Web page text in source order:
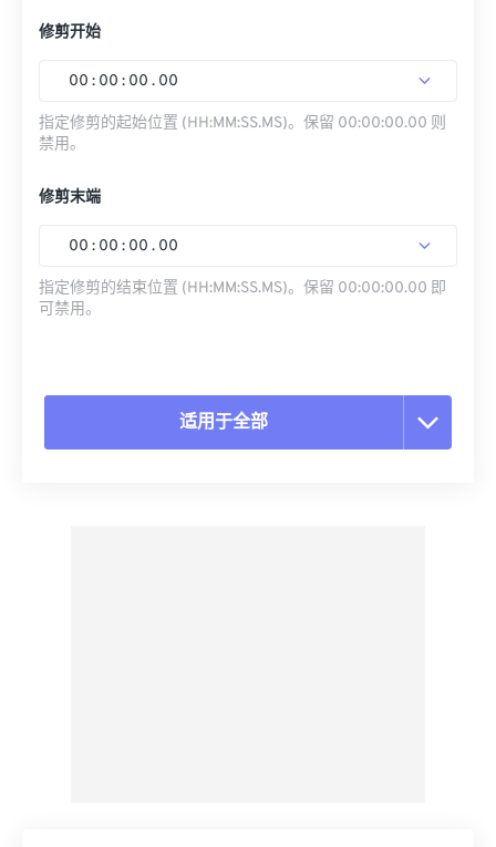
修剪开始
00 : 00 : 00 . 00
指定修剪的起始位置 (HH:MM:SS.MS)。保留 00:00:00.00 则
禁用。
修剪末端
00 : 00 : 00 . 00
指定修剪的结束位置 (HH:MM:SS.MS)。保留 00:00:00.00 即
可禁用。
适用于全部